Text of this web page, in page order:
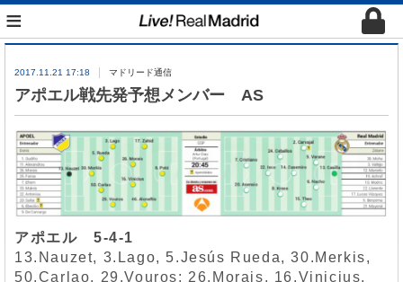
≡
2017.11.21 17:18 マドリード通信
アポエル戦先発予想メンバー AS
アポエル 5-4-1
13.Nauzet, 3.Lago, 5.Jesús Rueda, 30.Merkis,
50.Carlao, 29.Vouros: 26.Morais, 16.Vinicius,